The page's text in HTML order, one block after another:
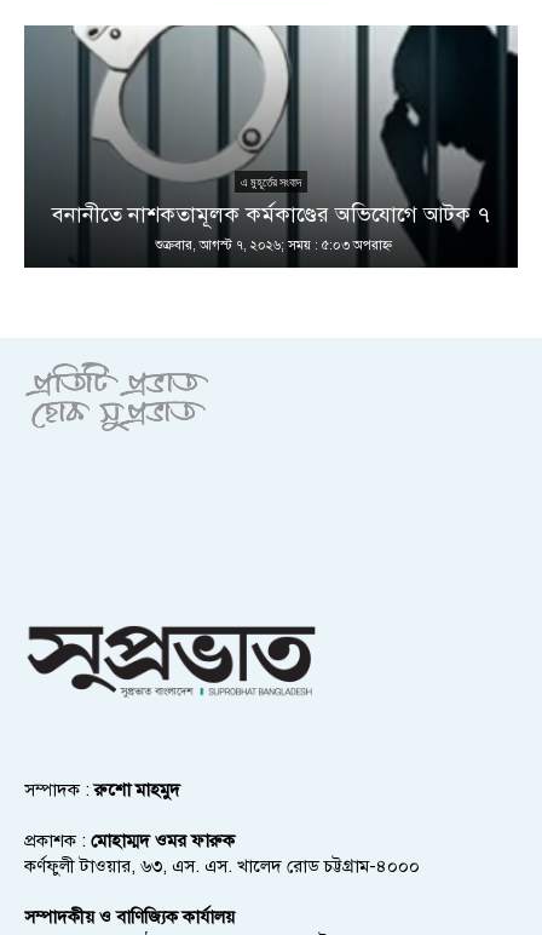
এ মুহূর্তের সংবাদ
বনানীতে নাশকতামূলক কর্মকাণ্ডের অভিযোগে আটক ৭
শুক্রবার, আগস্ট ৭, ২০২৬; সময় : ৫:০৩ অপরাহ্ণ
সম্পাদক :রুশো মাহমুদ
প্রকাশক : মোহাম্মদ ওমর ফারুক
কর্ণফুলী টাওয়ার, ৬৩, এস. এস. খালেদ রোড চট্টগ্রাম-৪০০০
সম্পাদকীয় ও বাণিজ্যিক কার্যালয়